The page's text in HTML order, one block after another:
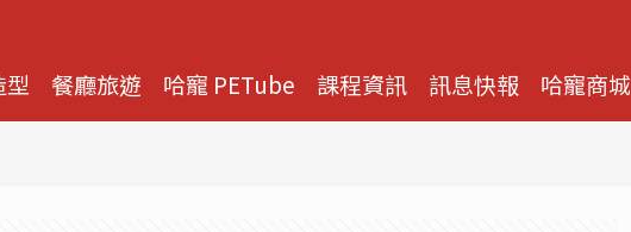
餐廳旅遊 哈寵 PETube 課程資訊 訊息快報 哈寵商城